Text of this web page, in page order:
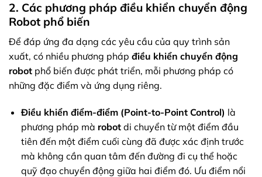
2. Các phương pháp điều khiển chuyển động
Robot phổ biến
Để đáp ứng đa dạng các yêu cầu của quy trình sản
xuất, có nhiều phương pháp điều khiển chuyển động
robot phổ biến được phát triển, mỗi phương pháp có
những đặc điểm và ứng dụng riêng.
Điều khiển điểm-điểm (Point-to-Point Control) là
phương pháp mà robotdi chuyển từ một điểm đầu
tiên đến một điểm cuối cùng đã được xác định trước
mà không cần quan tâm đến đường đi cụ thể hoặc
quỹ đạo chuyển động giữa hai điểm đó. Ưu điểm nổi